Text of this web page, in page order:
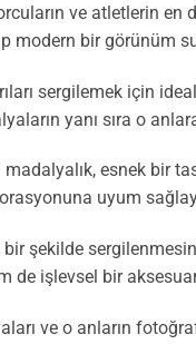
ve atletlerin
modern bir görünüm
sergilemek için
yanı sıra o
esnek bir
uyum
şekilde
de işlevsel bir
ve o anların